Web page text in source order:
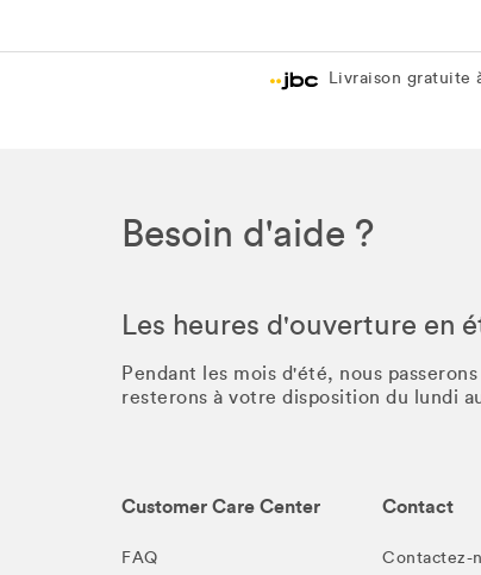
Livraison gratuite
Besoin d'aide ?
Les heures d'ouverture en
Pendant les mois d'été, nous passerons
resterons à votre disposition du lundi
Customer Care Center
FAQ
Contact
Contactez-